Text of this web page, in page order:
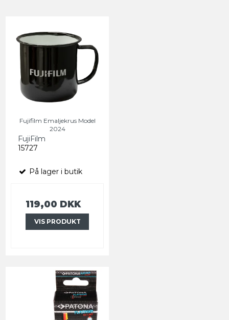
Fujifilm Emaljekrus Model
2024
FujiFilm
15727
På lager i butik
119,00 DKK
VIS PRODUKT